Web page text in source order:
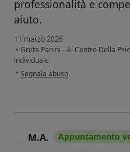
professionalità e
aiuto.
11 marzo 2026
• Greta Panini - Al Centro Della
individuale
• secondo l'opinione dell'utente R. B.
Segnala abuso
M.A. Appuntamento